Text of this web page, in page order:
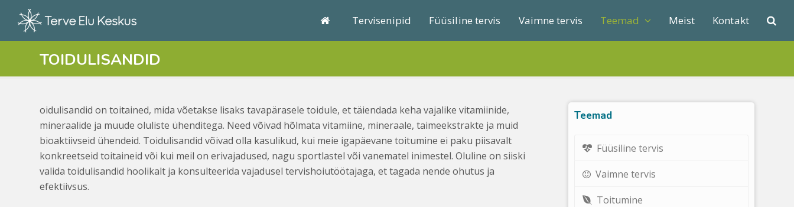
Tervisenipid Füüsiline tervis Vaimne tervis Teemad Meist Kontakt
TOIDULISANDID
oidulisandid on toitained, mida võetakse lisaks tavapärasele toidule, et täiendada keha vajalike vitamiinide,
mineraalide ja muude oluliste ühenditega. Need võivad hõlmata vitamiine, mineraale, taimeekstrakte ja muid
bioaktiivseid ühendeid. Toidulisandid võivad olla kasulikud, kui meie igapäevane toitumine ei paku piisavalt
konkreetseid toitaineid või kui meil on erivajadused, nagu sportlastel või vanematel inimestel. Oluline on siiski
valida toidulisandid hoolikalt ja konsulteerida vajadusel tervishoiutöötajaga, et tagada nende ohutus ja
efektiivsus.
Teemad
Füüsiline tervis
Vaimne tervis
Toitumine